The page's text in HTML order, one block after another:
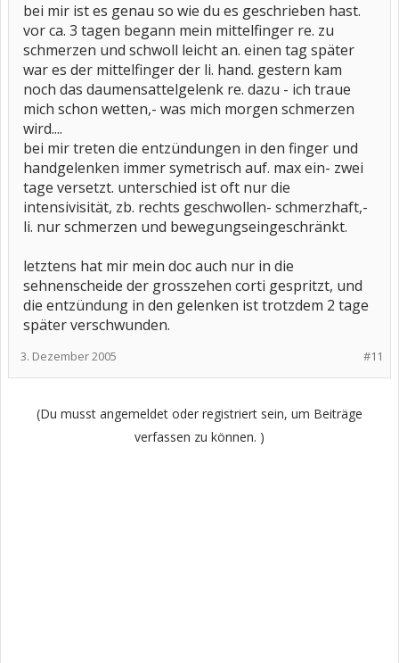
bei mir ist es genau so wie du es geschrieben hast.
vor ca. 3 tagen begann mein mittelfinger re. zu
schmerzen und schwoll leicht an. einen tag später
war es der mittelfinger der li. hand. gestern kam
noch das daumensattelgelenk re. dazu - ich traue
mich schon wetten,- was mich morgen schmerzen
wird....
bei mir treten die entzündungen in den finger und
handgelenken immer symetrisch auf. max ein- zwei
tage versetzt. unterschied ist oft nur die
intensivisität, zb. rechts geschwollen- schmerzhaft,-
li. nur schmerzen und bewegungseingeschränkt.
letztens hat mir mein doc auch nur in die
sehnenscheide der grosszehen corti gespritzt, und
die entzündung in den gelenken ist trotzdem 2 tage
später verschwunden.
#11
3. Dezember 2005
(Du musst angemeldet oder registriert sein, um Beiträge
verfassen zu können. )